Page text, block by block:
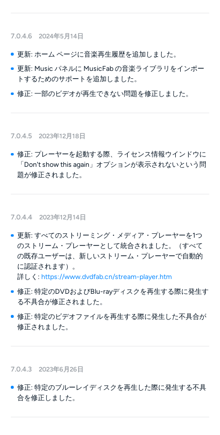
7.0.4.6 2024年5月14日
更新: ホーム ページに音楽再生履歴を追加しました。
更新: Music パネルに MusicFab の音楽ライブラリをインポー
トするためのサポートを追加しました。
修正: 一部のビデオが再生できない問題を修正しました。
7.0.4.5 2023年12月18日
修正: プレーヤーを起動する際、ライセンス情報ウインドウに
「Don't show this again」オプションが表示されないという問
題が修正されました。
7.0.4.4 2023年12月14日
更新: すべてのストリーミング・メディア・プレーヤーを1つ
のストリーム・プレーヤーとして統合されました。（すべて
の既存ユーザーは、新しいストリーム・プレーヤーで自動的
に認証されます）。
詳しく: https://www.dvdfab.cn/stream-player.htm
修正: 特定のDVDおよびBlu-rayディスクを再生する際に発生す
る不具合が修正されました。
修正: 特定のビデオファイルを再生する際に発生した不具合が
修正されました。
7.0.4.3 2023年6月26日
修正: 特定のブルーレイディスクを再生した際に発生する不具
合を修正しました。